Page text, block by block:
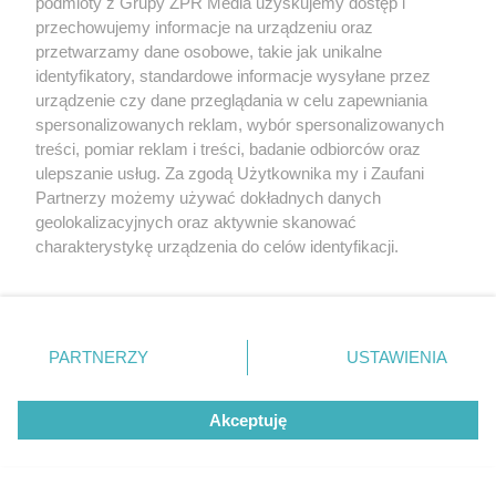
Czy potrzebne jest pozwolenie na remont
starego domu?
Jeśli budynek jest wpisany do rejestru zabytków lub
znajduje się w strefie ochrony konserwatorskiej,
konieczna jest zgoda konserwatora zabytków. W
innych przypadkach zakres prac decyduje, czy
wystarczy zgłoszenie, czy potrzebne jest pozwolenie
Jak sprawdzić stan techniczny starego
domu przed zakupem?
Najważniejsze to ekspertyza konstruktora lub
przechowujemy informacje na urządzeniu oraz
przetwarzamy dane osobowe, takie jak unikalne
identyfikatory, standardowe informacje wysyłane przez
urządzenie czy dane przeglądania w celu zapewniania
spersonalizowanych reklam, wybór spersonalizowanych
treści, pomiar reklam i treści, badanie odbiorców oraz
ulepszanie usług. Za zgodą Użytkownika my i Zaufani
Partnerzy możemy używać dokładnych danych
geolokalizacyjnych oraz aktywnie skanować
charakterystykę urządzenia do celów identyfikacji.
zmienić/wycofać klikając przycisk ustawień prywatności
znajdujący się w lewym dolnym rogu strony
rodzaje przetwarzania danych nie wymagają zgody
użytkownika, ale masz prawo sprzeciwić się takiemu
przetwarzaniu. Preferencje będą miały zastosowanie tylko
PARTNERZY USTAWIENIA
Akceptuję